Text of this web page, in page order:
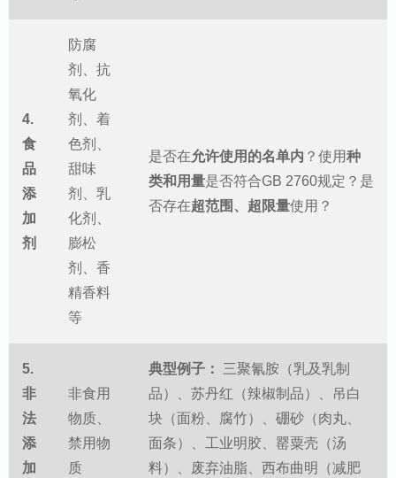
4.
食
品
添
加
剂
防腐
剂、抗
氧化
剂、着
色剂、
甜味
剂、乳
化剂、
膨松
剂、香
精香料
等
是否在允许使用的名单内 ？使用种
类和用量是否符合GB 2760规定？是
否存在超范围、超限量使用？
5.
非
法
添
加
非食用
物质、
禁用物
质
典型例子：
三聚氰胺（乳及乳制
品）、苏丹红（辣椒制品）、吊白
块（面粉、腐竹）、硼砂（肉丸、
面条）、工业明胶、罂粟壳（汤
料）、废弃油脂、西布曲明（减肥